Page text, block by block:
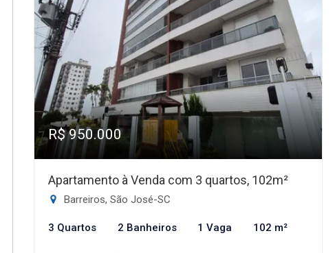
R$ 950.000
Apartamento à Venda com 3 quartos, 102m²
Barreiros, São José-SC
3 Quartos 2 Banheiros 1 Vaga 102 m²